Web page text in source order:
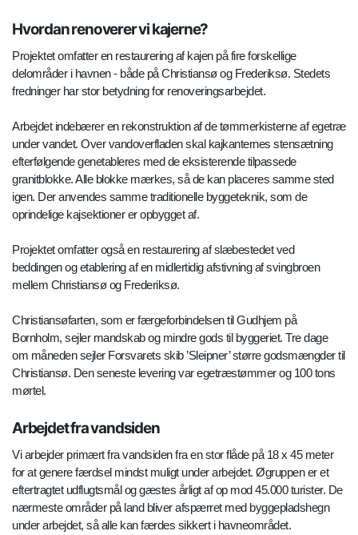
Hvordan renoverer vi kajerne?
Projektet omfatter en restaurering af kajen på fire forskellige
delområder i havnen - både på Christiansø og Frederiksø. Stedets
fredninger har stor betydning for renoveringsarbejdet.
Arbejdet indebærer en rekonstruktion af de tømmerkisterne af egetræ
under vandet. Over vandoverfladen skal kajkanternes stensætning
efterfølgende genetableres med de eksisterende tilpassede
granitblokke. Alle blokke mærkes, så de kan placeres samme sted
igen. Der anvendes samme traditionelle byggeteknik, som de
oprindelige kajsektioner er opbygget af.
Projektet omfatter også en restaurering af slæbestedet ved
beddingen og etablering af en midlertidig afstivning af svingbroen
mellem Christiansø og Frederiksø.
Christiansøfarten, som er færgeforbindelsen til Gudhjem på
Bornholm, sejler mandskab og mindre gods til byggeriet. Tre dage
om måneden sejler Forsvarets skib ’Sleipner’ større godsmængder til
Christiansø. Den seneste levering var egetræstømmer og 100 tons
mørtel.
Arbejdet fra vandsiden
Vi arbejder primært fra vandsiden fra en stor flåde på 18 x 45 meter
for at genere færdsel mindst muligt under arbejdet. Øgruppen er et
eftertragtet udflugtsmål og gæstes årligt af op mod 45.000 turister. De
nærmeste områder på land bliver afspærret med byggepladshegn
under arbejdet, så alle kan færdes sikkert i havneområdet.